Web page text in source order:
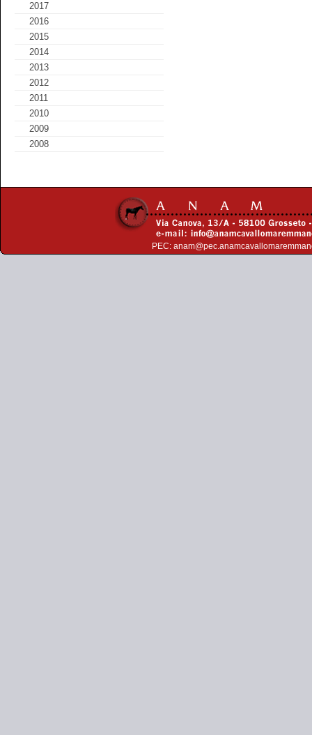
2017
2016
2015
2014
2013
2012
2011
2010
2009
2008
PEC: